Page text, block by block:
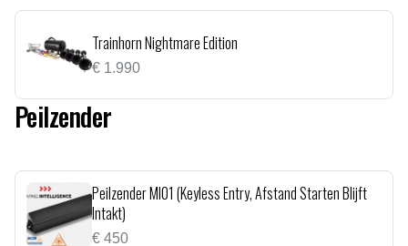
Trainhorn Nightmare Edition
€ 1.990
Peilzender
Peilzender MI01 (Keyless Entry, Afstand Starten Blijft
Intakt)
€ 450